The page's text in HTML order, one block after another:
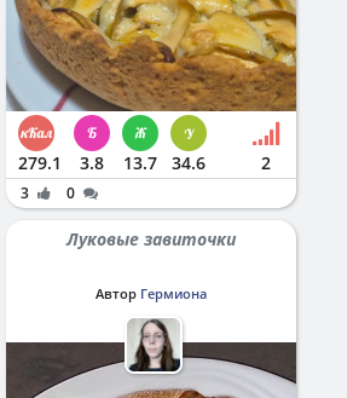
279.1 3.8 13.7 34.6 2
3 0
Луковые завиточки
Автор Гермиона